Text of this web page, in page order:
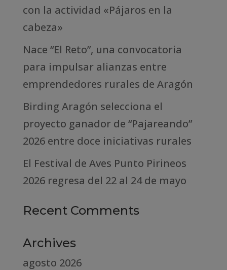
con la actividad «Pájaros en la
cabeza»
Nace “El Reto”, una convocatoria
para impulsar alianzas entre
emprendedores rurales de Aragón
Birding Aragón selecciona el
proyecto ganador de “Pajareando”
2026 entre doce iniciativas rurales
El Festival de Aves Punto Pirineos
2026 regresa del 22 al 24 de mayo
Recent Comments
Archives
agosto 2026